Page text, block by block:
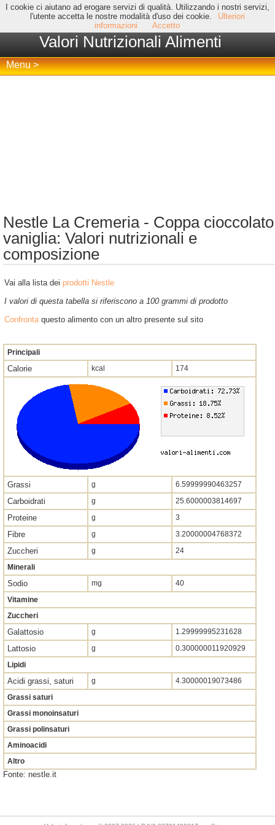
I cookie ci aiutano ad erogare servizi di qualità. Utilizzando i nostri servizi,
l'utente accetta le nostre modalità d'uso dei cookie.
Ulteriori
informazioni
Accetto
Valori Nutrizionali Alimenti
Menu >
Nestle La Cremeria - Coppa cioccolato
vaniglia: Valori nutrizionali e
composizione
Vai alla lista dei prodotti Nestle
I valori di questa tabella si riferiscono a 100 grammi di prodotto
Confrontaquesto alimento con un altro presente sul sito
Principali
Calorie kcal 174
Grassi g 6.59999990463257
Carboidrati g 25.6000003814697
Proteine g 3
Fibre g 3.20000004768372
Zuccheri g
24
Minerali
Sodio mg
40
Vitamine
Zuccheri
Galattosio g 1.29999995231628
Lattosio g
0.300000011920929
Lipidi
Acidi grassi, saturi g
4.30000019073486
Grassi saturi
Grassi monoinsaturi
Grassi polinsaturi
Aminoacidi
Altro
Fonte: nestle.it